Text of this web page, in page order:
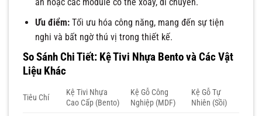
ẩn hoặc các module có thể xoay, di chuyển.
Ưu điểm:Tối ưu hóa công năng, mang đến sự tiện
nghi và bất ngờ thú vị trong thiết kế.
So Sánh Chi Tiết: Kệ Tivi Nhựa Bento và Các Vật
Liệu Khác
Tiêu Chí
Kệ Tivi Nhựa
Cao Cấp (Bento)
Kệ Gỗ Công
Nghiệp (MDF)
Kệ Gỗ Tự
Nhiên (Sồi)